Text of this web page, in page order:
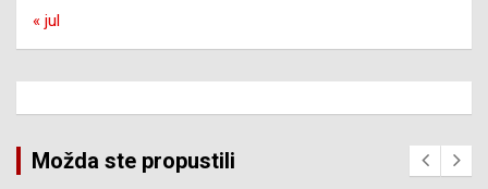
« jul
Možda ste propustili